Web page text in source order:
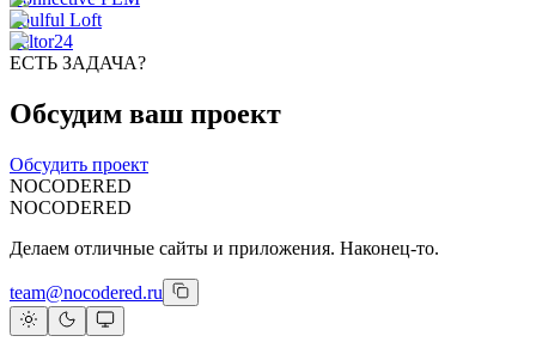
Soulful Loft
rieltor24
ЕСТЬ ЗАДАЧА?
Обсудим ваш проект
Обсудить проект
NOCODERED
NOCODERED
Делаем отличные сайты и приложения. Наконец-то.
team@nocodered.ru